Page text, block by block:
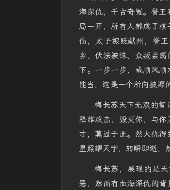
海深仇，千古奇冤。誉
局一开，所有人都成了
伤，太子被贬献州，誉
乡、伏法被诛、众叛亲
下。一步一步，或顺风
能当，这是一个所向披靡
梅长苏天下无双的智
降维攻击，毁灭你，与
才，莫过于此。然大仇
星照耀天宇，转瞬即逝，
梅长苏，展现的是
恶，然而有血海深仇的背